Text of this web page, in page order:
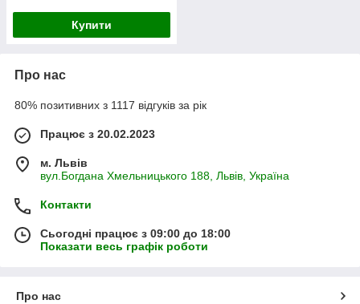
Купити
Про нас
80% позитивних з 1117 відгуків за рік
Працює з 20.02.2023
м. Львів
вул.Богдана Хмельницького 188, Львів, Україна
Контакти
Сьогодні працює з 09:00 до 18:00
Показати весь графік роботи
Про нас